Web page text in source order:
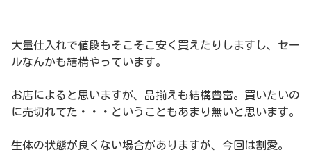
大量仕入れで値段もそこそこ安く買えたりしますし、セー
ルなんかも結構やっています。
お店によると思いますが、品揃えも結構豊富。買いたいの
に売切れてた・・・ということもあまり無いと思います。
生体の状態が良くない場合がありますが、今回は割愛。